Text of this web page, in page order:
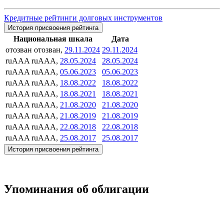
Кредитные рейтинги долговых инструментов
История присвоения рейтинга
Национальная шкала
Дата
отозван отозван, 29.11.2024 29.11.2024
ruAAA ruAAA, 28.05.2024
28.05.2024
ruAAA ruAAA, 05.06.2023
05.06.2023
ruAAA ruAAA, 18.08.2022
18.08.2022
ruAAA ruAAA, 18.08.2021
18.08.2021
ruAAA ruAAA, 21.08.2020
21.08.2020
ruAAA ruAAA, 21.08.2019
21.08.2019
ruAAA ruAAA, 22.08.2018
22.08.2018
ruAAA ruAAA, 25.08.2017 25.08.2017
История присвоения рейтинга
Упоминания об облигации